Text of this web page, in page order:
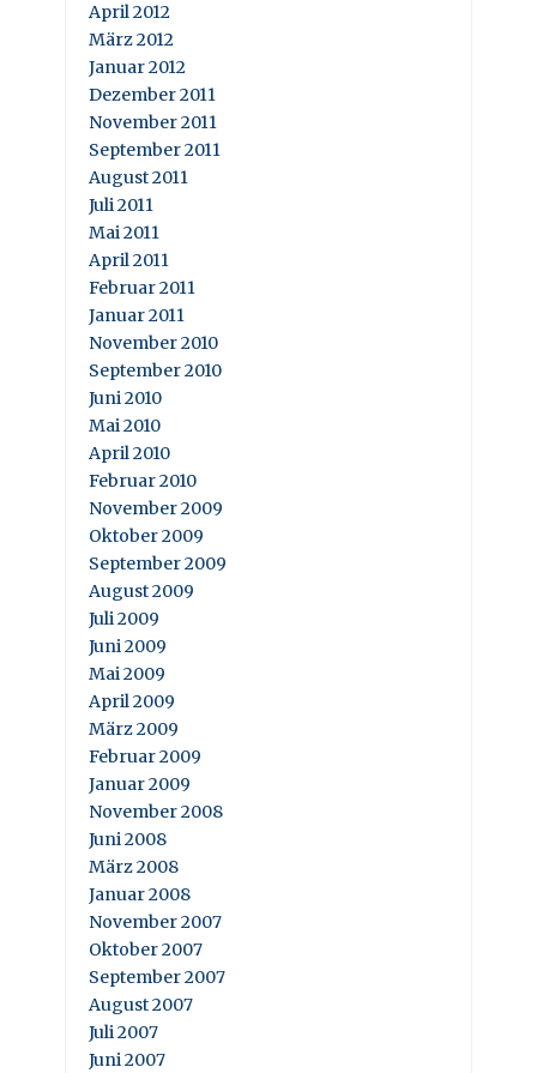
April 2012
März 2012
Januar 2012
Dezember 2011
November 2011
September 2011
August 2011
Juli 2011
Mai 2011
April 2011
Februar 2011
Januar 2011
November 2010
September 2010
Juni 2010
Mai 2010
April 2010
Februar 2010
November 2009
Oktober 2009
September 2009
August 2009
Juli 2009
Juni 2009
Mai 2009
April 2009
März 2009
Februar 2009
Januar 2009
November 2008
Juni 2008
März 2008
Januar 2008
November 2007
Oktober 2007
September 2007
August 2007
Juli 2007
Juni 2007